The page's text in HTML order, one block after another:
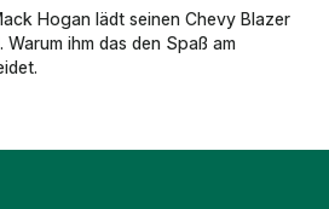
Hogan lädt seinen Chevy Blazer
ihm das den Spaß am